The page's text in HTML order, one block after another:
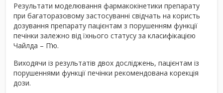
Результати моделювання фармакокінетики препарату
при багаторазовому застосуванні свідчать на користь
дозування препарату пацієнтам з порушенням функції
печінки залежно від їхнього статусу за класифікацією
Чайлда – П’ю.
Виходячи із результатів двох досліджень, пацієнтам із
порушеннями функції печінки рекомендована корекція
дози.